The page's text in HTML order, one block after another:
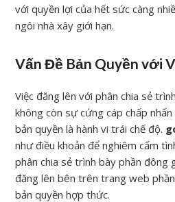
với quyền lợi của hết sức càng
ngôi nhà xây giới hạn.
Vấn Đề Bản Quyền với
Việc đăng lên với phân chia sẻ
không còn sự cứng cáp chấp
bản quyền là hành vi trái chế độ.
như điều khoản để nghiêm cấm
phân chia sẻ trình bày phần
đăng lên bên trên trang web
bản quyền hợp thức.